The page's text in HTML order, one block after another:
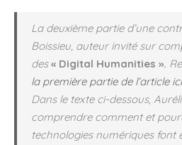
La deuxième partie d’une
Boissieu, auteur invité sur
des« Digital Humanities ».
la première partie de l’article ici
Dans le texte ci-dessous,
comprendre comment et
technologies numériques font